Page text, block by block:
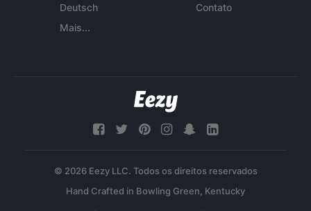
Deutsch
Mais...
Contato
© 2026 Eezy LLC. Todos os direitos reservados